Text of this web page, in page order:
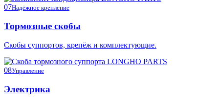
07Надёжное крепление
Тормозные скобы
Скобы суппортов, крепёж и комплектующие.
08Управление
Электрика